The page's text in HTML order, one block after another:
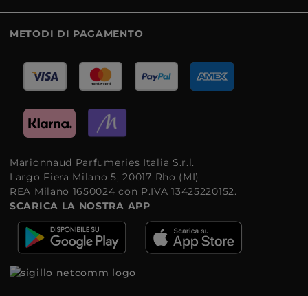
METODI DI PAGAMENTO
Marionnaud Parfumeries Italia S.r.l.
Largo Fiera Milano 5, 20017 Rho (MI)
REA Milano 1650024 con P.IVA 13425220152.
SCARICA LA NOSTRA APP